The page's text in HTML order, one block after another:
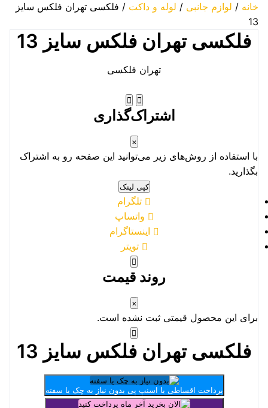
خانه / لوازم جانبی / لوله و داکت / فلکسی تهران فلکس سایز
13
فلکسی تهران فلکس سایز 13
تهران فلکسی
اشتراک‌گذاری
×
با استفاده از روش‌های زیر می‌توانید این صفحه رو به اشتراک
بگذارید.
کپی لینک
تلگرام
واتساپ
اینستاگرام
تویتر
روند قیمت
×
برای این محصول قیمتی ثبت نشده است.
فلکسی تهران فلکس سایز 13
پرداخت اقساطی با اسنپ پی بدون نیاز به چک یا سفته